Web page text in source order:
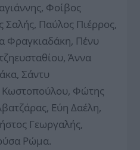
Φοίβος
Σαλής, Παύλος Πιέρρος,
Φραγκιαδάκη, Πένυ
Άννα
Σάντυ
Κωστοπούλου, Φώτης
Εύη Δαέλη,
Γεωργαλής,
Ρώμα.